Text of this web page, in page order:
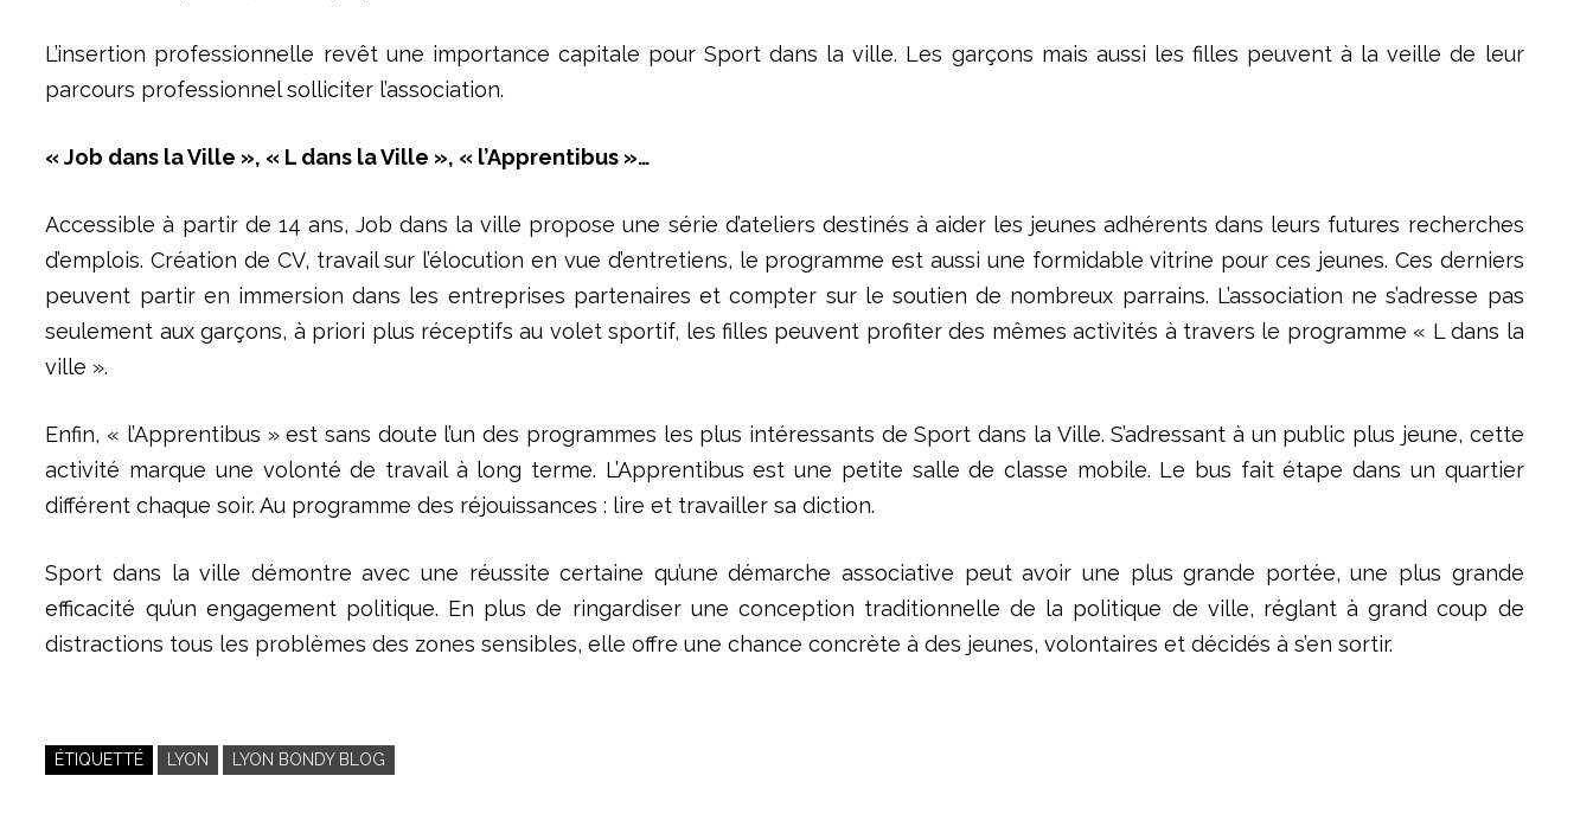
L’insertion professionnelle revêt une importance capitale pour Sport dans la ville. Les garçons mais aussi les filles peuvent à la veille de leur
parcours professionnel solliciter l’association.
« Job dans la Ville », « L dans la Ville », « l’Apprentibus »…
Accessible à partir de 14 ans, Job dans la ville propose une série d’ateliers destinés à aider les jeunes adhérents dans leurs futures recherches
d’emplois. Création de CV, travail sur l’élocution en vue d’entretiens, le programme est aussi une formidable vitrine pour ces jeunes. Ces derniers
peuvent partir en immersion dans les entreprises partenaires et compter sur le soutien de nombreux parrains. L’association ne s’adresse pas
seulement aux garçons, à priori plus réceptifs au volet sportif, les filles peuvent profiter des mêmes activités à travers le programme « L dans la
ville ».
Enfin, « l’Apprentibus » est sans doute l’un des programmes les plus intéressants de Sport dans la Ville. S’adressant à un public plus jeune, cette
activité marque une volonté de travail à long terme. L’Apprentibus est une petite salle de classe mobile. Le bus fait étape dans un quartier
différent chaque soir. Au programme des réjouissances : lire et travailler sa diction.
Sport dans la ville démontre avec une réussite certaine qu’une démarche associative peut avoir une plus grande portée, une plus grande
efficacité qu’un engagement politique. En plus de ringardiser une conception traditionnelle de la politique de ville, réglant à grand coup de
distractions tous les problèmes des zones sensibles, elle offre une chance concrète à des jeunes, volontaires et décidés à s’en sortir.
ÉTIQUETTÉ LYON LYON BONDY BLOG